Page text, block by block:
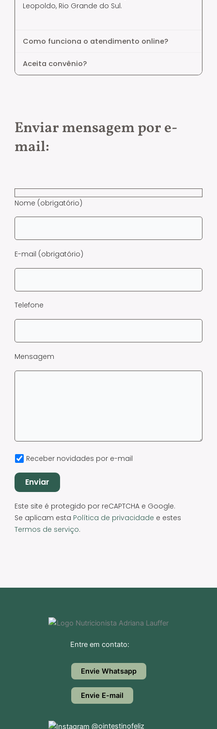
Leopoldo, Rio Grande do Sul.
Como funciona o atendimento online?
Aceita convênio?
Enviar mensagem por e-
mail:
Nome (obrigatório)
E-mail (obrigatório)
Telefone
Mensagem
Receber novidades por e-mail
Este site é protegido por reCAPTCHA e Google.
Se aplicam esta Política de privacidade e estes
Termos de serviço.
Entre em contato:
Envie Whatsapp
Envie E-mail
@ointestinofeliz